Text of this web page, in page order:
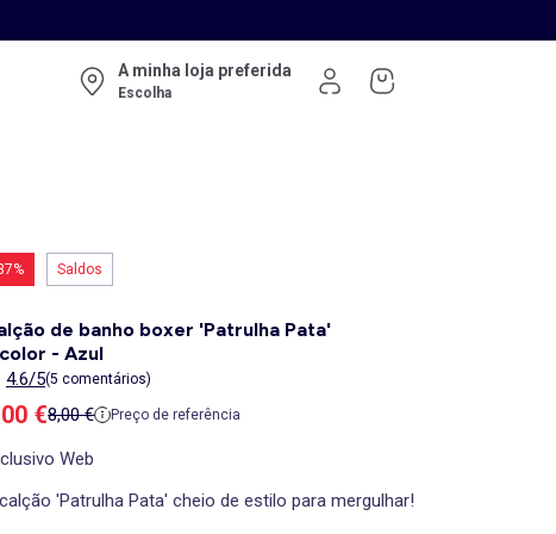
A minha loja preferida
Escolha
Saldos
de banho boxer 'Patrulha Pata'
- Azul
4.6/5(5 comentários)
de venda
€Preço de referência
8,00 € Preço de referência
Web
'Patrulha Pata' cheio de estilo para mergulhar!